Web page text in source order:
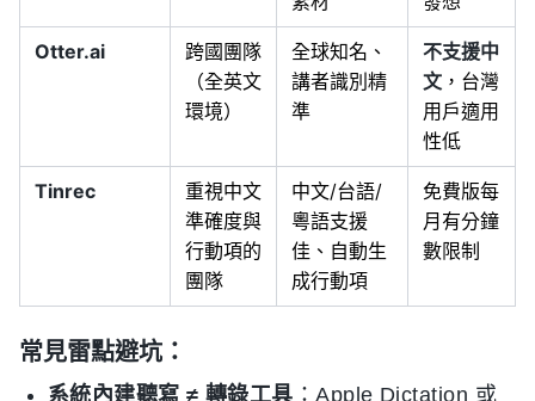
Otter.ai
跨國團隊
（全英文
環境）
全球知名、
講者識別精
準
不支援中
文 ，台灣
用戶適用
性低
Tinrec
重視中文
準確度與
行動項的
團隊
中文/台語/
粵語支援
佳、自動生
成行動項
免費版每
月有分鐘
數限制
常見雷點避坑：
系統內建聽寫 ≠ 轉錄工具 ：Apple Dictation 或